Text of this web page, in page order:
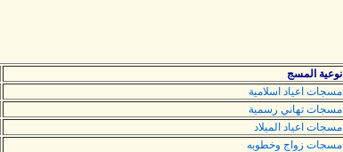
نوعية المسج
مسجات اعياد اسلامية
مسجات تهاني رسمية
مسجات اعياد الميلاد
مسجات زواج وخطوبه